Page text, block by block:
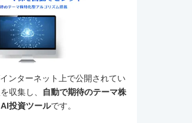
ンターネット上で公開されてい
収集し、
自動で期待のテーマ株
投資ツールです。